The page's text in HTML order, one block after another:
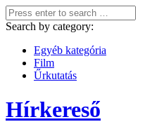
Search by category:
Egyéb kategória
Film
Űrkutatás
Hírkereső